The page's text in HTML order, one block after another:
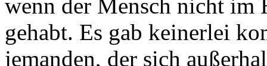
wenn der Mensch nicht im
gehabt. Es gab keinerlei
jemanden, der sich